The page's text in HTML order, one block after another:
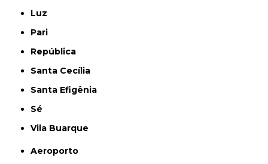
Luz
Pari
República
Santa Cecília
Santa Efigênia
Sé
Vila Buarque
Aeroporto